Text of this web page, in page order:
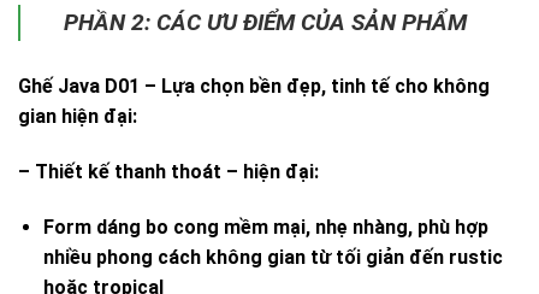
PHẦN 2: CÁC ƯU ĐIỂM CỦA SẢN PHẨM
Ghế Java D01 – Lựa chọn bền đẹp, tinh tế cho không
gian hiện đại:
– Thiết kế thanh thoát – hiện đại:
Form dáng bo cong mềm mại, nhẹ nhàng, phù hợp
nhiều phong cách không gian từ tối giản đến rustic
hoặc tropical